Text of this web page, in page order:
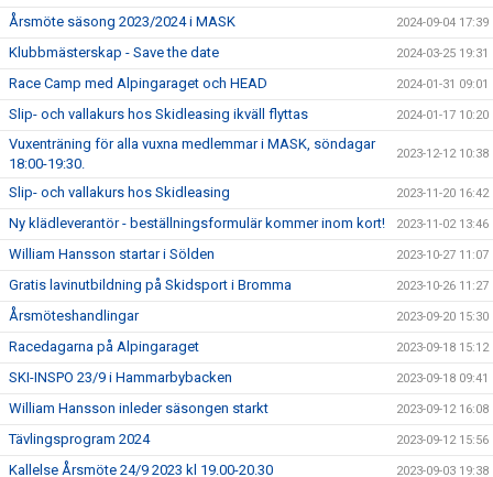
Årsmöte säsong 2023/2024 i MASK 2024-09-04 17:39
Klubbmästerskap - Save the date 2024-03-25 19:31
Race Camp med Alpingaraget och HEAD 2024-01-31 09:01
Slip- och vallakurs hos Skidleasing ikväll flyttas 2024-01-17 10:20
Vuxenträning för alla vuxna medlemmar i MASK, söndagar
18:00-19:30.
2023-12-12 10:38
Slip- och vallakurs hos Skidleasing 2023-11-20 16:42
Ny klädleverantör - beställningsformulär kommer inom kort! 2023-11-02 13:46
William Hansson startar i Sölden 2023-10-27 11:07
Gratis lavinutbildning på Skidsport i Bromma 2023-10-26 11:27
Årsmöteshandlingar 2023-09-20 15:30
Racedagarna på Alpingaraget 2023-09-18 15:12
SKI-INSPO 23/9 i Hammarbybacken 2023-09-18 09:41
William Hansson inleder säsongen starkt 2023-09-12 16:08
Tävlingsprogram 2024 2023-09-12 15:56
Kallelse Årsmöte 24/9 2023 kl 19.00-20.30 2023-09-03 19:38